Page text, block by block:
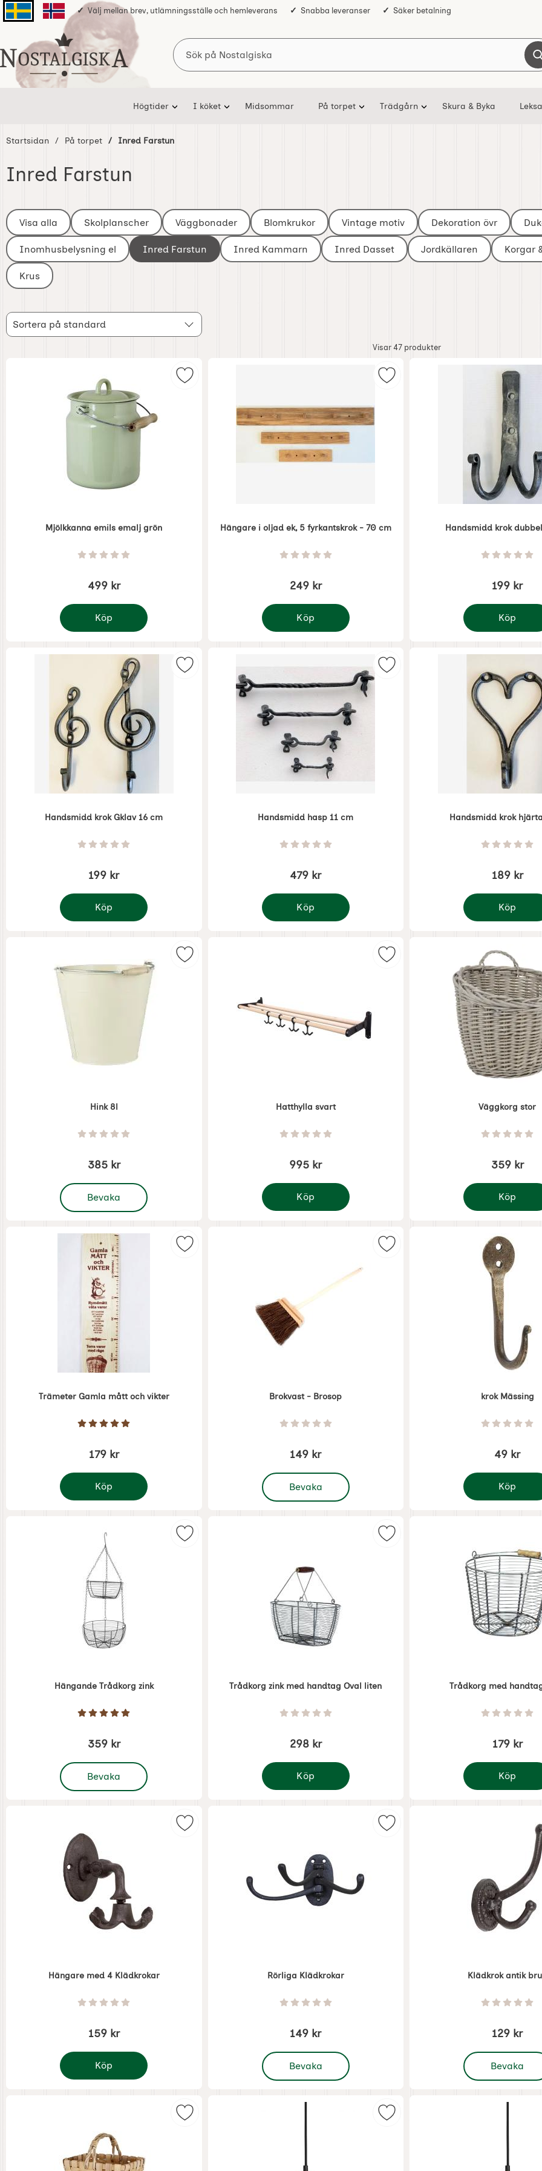
Svenska sidanNorska sidan
Välj mellan brev, utlämningsställe och hemleverans Snabba leveranser Säker betalning
Startsidan för Nostalgiska
Sök
Högtider I köket Midsommar På torpet Trädgårn Skura & Byka
Startsidan På torpet Inred Farstun
Inred Farstun
Hoppa
till
produkter
Underkategorier
Visa alla
I På torpet Skolplanscher Väggbonader Blomkrukor Vintage motiv Dekoration övr
Inomhusbelysning el Inred Farstun Inred Kammarn Inred Dasset Jordkällaren Korgar
Krus
Hoppa
över
filtersektionen
Filtrera & sortera
Sortera
Sortera på standard
Visar 47 produkter
Mjölkkanna emils emalj grön
Betyg: 0 Stjärnor av 5
499 kr
Köp
Mjölkkanna emils emalj grön
Markera mjölkkanna emils emalj grön som favorit
Hängare i oljad ek, 5 fyrkantskrok - 70 cm
Betyg: 0 Stjärnor av 5
249 kr
Köp
Hängare i oljad ek, 5 fyrkantskrok - 70 cm
Markera hängare i oljad ek, 5
Handsmidd krok
Betyg: 0
199 kr
Köp
Handsmidd
Handsmidd krok Gklav 16 cm
Betyg: 0 Stjärnor av 5
199 kr
Köp
Handsmidd krok Gklav 16 cm
Markera handsmidd krok Gklav 16 cm som favorit
Handsmidd hasp 11 cm
Betyg: 0 Stjärnor av 5
479 kr
Köp
Handsmidd hasp 11 cm
Markera handsmidd hasp 11 cm
Handsmidd krok
Betyg: 0
189 kr
Köp
Handsmidd
Hink 8l
Betyg: 0 Stjärnor av 5
385 kr
Bevaka
Markera hink 8l som favorit
Hatthylla svart
Betyg: 0 Stjärnor av 5
995 kr
Köp
Hatthylla svart
Markera hatthylla svart som favorit
Väggkorg stor
Betyg: 0
359 kr
Köp
Väggkorg stor
Trämeter Gamla mått och vikter
Betyg: 5 Stjärnor av 5
179 kr
Köp
Trämeter Gamla mått och vikter
Markera trämeter Gamla mått och vikter som favorit
Brokvast - Brosop
Betyg: 0 Stjärnor av 5
149 kr
Bevaka
, Brokvast - Brosop
Markera brokvast - Brosop som
krok Mässing
Betyg: 0
49 kr
Köp
krok Mässing
Hängande Trådkorg zink
Betyg: 5 Stjärnor av 5
359 kr
Bevaka
, Hängande Trådkorg zink
Markera hängande Trådkorg zink som favorit
Trådkorg zink med handtag Oval liten
Betyg: 0 Stjärnor av 5
298 kr
Köp
Trådkorg zink med handtag Oval liten
Markera trådkorg zink med
Trådkorg med
Betyg: 0
179 kr
Köp
Trådkorg med
Hängare med 4 Klädkrokar
Betyg: 0 Stjärnor av 5
159 kr
Köp
Hängare med 4 Klädkrokar
Markera hängare med 4 Klädkrokar som favorit
Rörliga Klädkrokar
Betyg: 0 Stjärnor av 5
149 kr
Bevaka
, Rörliga Klädkrokar
Markera rörliga Klädkrokar som
Klädkrok antik
Betyg: 0
129 kr
Bevaka
, Klädkrok antik
Markera spånkorg Naturfärgad liten med handtag som favorit
Markera skomakarlampa Vit 24